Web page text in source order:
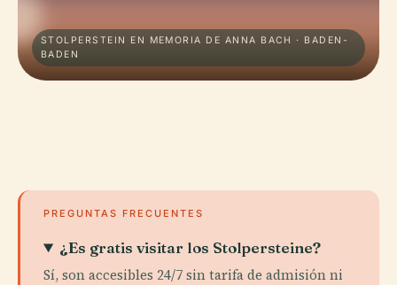
STOLPERSTEIN EN MEMORIA DE ANNA BACH · BADEN-
BADEN
PREGUNTAS FRECUENTES
¿Es gratis visitar los Stolpersteine?
Sí, son accesibles 24/7 sin tarifa de admisión ni